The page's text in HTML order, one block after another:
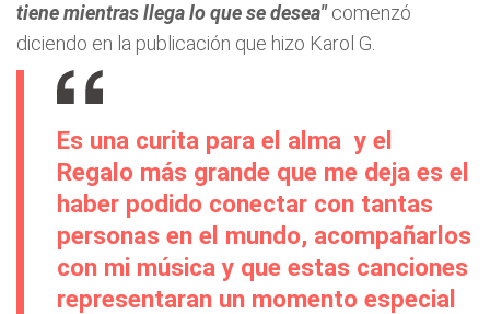
tiene mientras llega lo que se desea"comenzó
diciendo en la publicación que hizo Karol G.
Es una curita para el alma ‍ y el
Regalo más grande que me deja es el
haber podido conectar con tantas
personas en el mundo, acompañarlos
con mi música y que estas canciones
representaran un momento especial